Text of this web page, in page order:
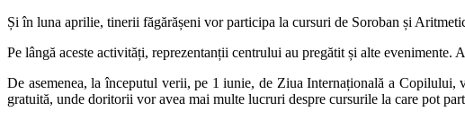
Și în luna aprilie, tinerii făgărășeni vor participa la cursuri de Soroban și
Pe lângă aceste activități, reprezentanții centrului au pregătit și alte
De asemenea, la începutul verii, pe 1 iunie, de Ziua Internațională a Copilului,
gratuită, unde doritorii vor avea mai multe lucruri despre cursurile la care pot